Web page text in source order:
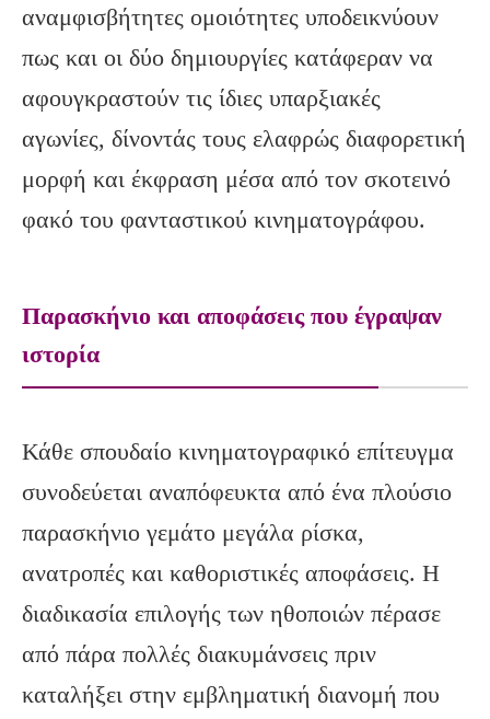
αναμφισβήτητες ομοιότητες υποδεικνύουν
πως και οι δύο δημιουργίες κατάφεραν να
αφουγκραστούν τις ίδιες υπαρξιακές
αγωνίες, δίνοντάς τους ελαφρώς διαφορετική
μορφή και έκφραση μέσα από τον σκοτεινό
φακό του φανταστικού κινηματογράφου.
Παρασκήνιο και αποφάσεις που έγραψαν
ιστορία
Κάθε σπουδαίο κινηματογραφικό επίτευγμα
συνοδεύεται αναπόφευκτα από ένα πλούσιο
παρασκήνιο γεμάτο μεγάλα ρίσκα,
ανατροπές και καθοριστικές αποφάσεις. Η
διαδικασία επιλογής των ηθοποιών πέρασε
από πάρα πολλές διακυμάνσεις πριν
καταλήξει στην εμβληματική διανομή που